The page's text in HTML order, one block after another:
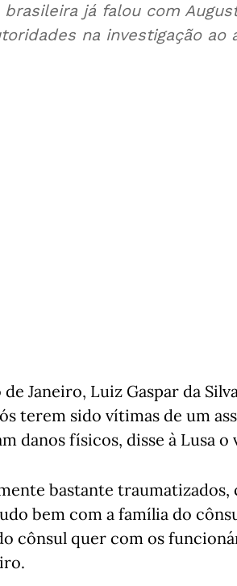
já falou com
na investigação ao
Janeiro, Luiz Gaspar da
terem sido vítimas de um
danos físicos, disse à Lusa
bastante
bem com a família do
cônsul quer com os